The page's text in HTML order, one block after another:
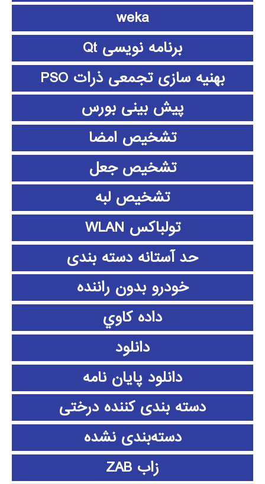
weka
برنامه نویسی Qt
بهنیه سازی تجمعی ذرات PSO
پیش بینی بورس
تشخیص امضا
تشخیص جعل
تشخیص لبه
تولباکس WLAN
حد آستانه دسته بندی
خودرو بدون راننده
داده كاوي
دانلود
دانلود پايان نامه
دسته بندی کننده درختی
دسته‌بندی نشده
زاب ZAB